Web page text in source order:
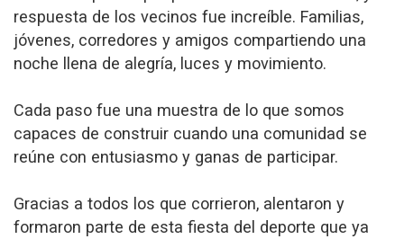
respuesta de los vecinos fue increíble. Familias,
jóvenes, corredores y amigos compartiendo una
noche llena de alegría, luces y movimiento.
Cada paso fue una muestra de lo que somos
capaces de construir cuando una comunidad se
reúne con entusiasmo y ganas de participar.
Gracias a todos los que corrieron, alentaron y
formaron parte de esta fiesta del deporte que ya